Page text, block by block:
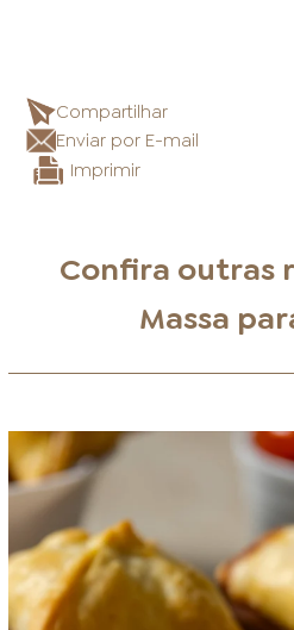
Compartilhar
Enviar por E-mail
Imprimir
Confira outras
Massa